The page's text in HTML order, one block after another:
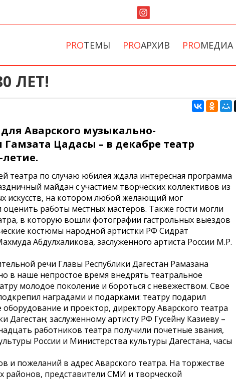
PROТЕМЫ PROАРХИВ PROМЕДИА
ЛЕТ!
Аварского музыкально-
Цадасы – в декабре театр
театра по случаю юбилея ждала интересная программа
майдан с участием творческих коллективов из
искусств, на котором любой желающий мог
работы местных мастеров. Также гости могли
в которую вошли фотографии гастрольных выездов
костюмы народной артистки РФ Сидрат
Абдулхаликова, заслуженного артиста России М.­Р.
речи Главы Республики Дагестан Рамазана
в наше непростое время внедрять театральное
молодое поколение и бороться с невежеством. Свое
наградами и подарками: театру подарил
оборудование и проектор, директору Аварского театра
Дагестан; заслуженному артисту РФ Гусейну Казиеву –
работников театра получили почетные звания,
России и Министерства культуры Дагестана, часы
и пожеланий в адрес Аварского театра. На торжестве
районов, представители СМИ и творческой